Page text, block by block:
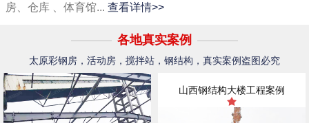
房、仓库 、体育馆... 查看详情>>
各地真实案例
太原彩钢房，活动房，搅拌站，钢结构，真实案例盗图必究
山西钢结构大楼工程案例